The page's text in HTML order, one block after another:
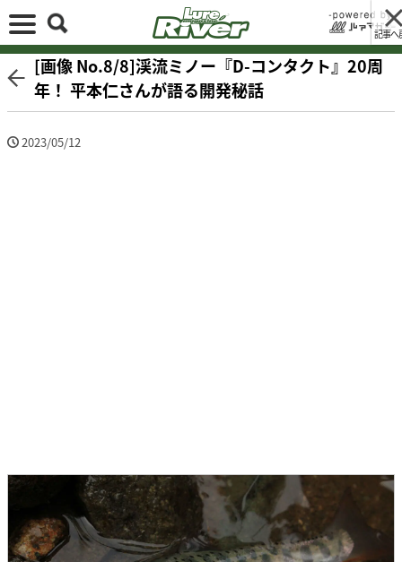
記事へ
[画像 No.8/8]渓流ミノー『D-コンタクト』20周
年！ 平本仁さんが語る開発秘話
2023/05/12